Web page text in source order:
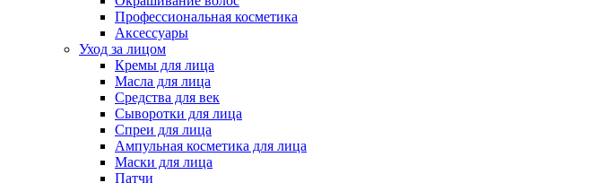
Профессиональная косметика
Аксессуары
Уход за лицом
Кремы для лица
Масла для лица
Средства для век
Сыворотки для лица
Спреи для лица
Ампульная косметика для лица
Маски для лица
Патчи